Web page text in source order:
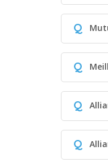
Q
Q
Q
Q